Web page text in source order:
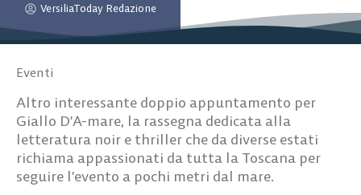
VersiliaToday Redazione
Eventi
Altro interessante doppio appuntamento per
Giallo D’A-mare, la rassegna dedicata alla
letteratura noir e thriller che da diverse estati
richiama appassionati da tutta la Toscana per
seguire l’evento a pochi metri dal mare.